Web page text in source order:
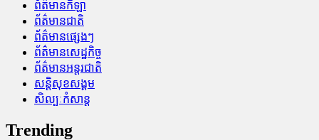
ព័ត៌មានកីឡា
ព័ត៌មានជាតិ
ព័ត៌មានផ្សេងៗ
ព័ត៌មានសេដ្ឋកិច្ច
ព័ត៌មានអន្តរជាតិ
សន្តិសុខសង្គម
សិល្បៈកំសាន្ត
Trending